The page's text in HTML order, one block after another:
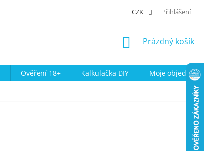
CZK Přihlášení
NÁKUPNÍ
Prázdný košík
Ověření 18+ Kalkulačka DIY
Moje